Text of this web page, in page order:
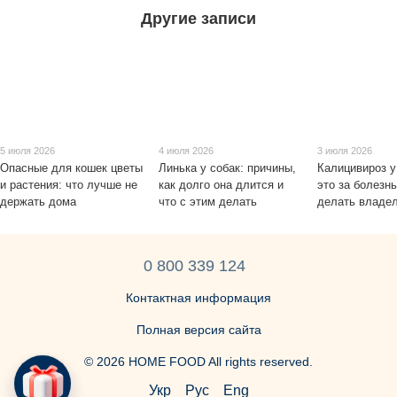
Другие записи
5 июля 2026
Опасные для кошек цветы
и растения: что лучше не
держать дома
4 июля 2026
Линька у собак: причины,
как долго она длится и
что с этим делать
3 июля 2026
Калицивироз
это за
делать
0 800 339 124
Контактная информация
Полная версия сайта
© 2026 HOME FOOD All rights reserved.
Укр Рус Eng